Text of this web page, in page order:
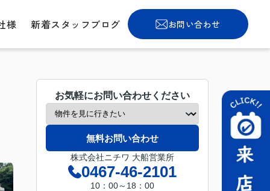
様 新着スタッフブログ お問い合わせ
お気軽にお問い合わせください
無料お問い合わせ
株式会社ニチワ 大船営業所
0467-46-2101
10：00～18：00